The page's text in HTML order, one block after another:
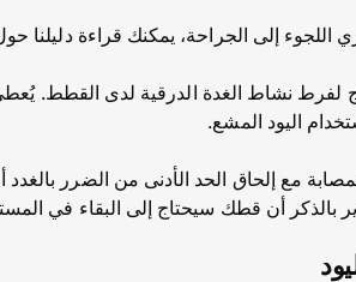
اللجوء إلى الجراحة، يمكنك قراءة دليلنا
لفرط نشاط الغدة الدرقية لدى القطط.
اليود المشع.
مع إلحاق الحد الأدنى من الضرر
بالذكر أن قطك سيحتاج إلى البقاء في